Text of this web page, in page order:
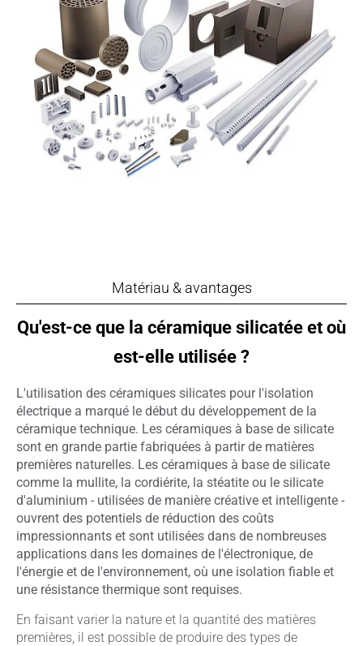
Matériau & avantages
Qu'est-ce que la céramique silicatée et où
est-elle utilisée ?
L'utilisation des céramiques silicates pour l'isolation
électrique a marqué le début du développement de la
céramique technique. Les céramiques à base de silicate
sont en grande partie fabriquées à partir de matières
premières naturelles. Les céramiques à base de silicate
comme la mullite, la cordiérite, la stéatite ou le silicate
d'aluminium - utilisées de manière créative et intelligente -
ouvrent des potentiels de réduction des coûts
impressionnants et sont utilisées dans de nombreuses
applications dans les domaines de l'électronique, de
l'énergie et de l'environnement, où une isolation fiable et
une résistance thermique sont requises.
En faisant varier la nature et la quantité des matières
premières, il est possible de produire des types de